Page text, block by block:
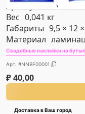
Артикул
Вес 0,041 кг
Габариты 9,5 × 12
Материал
Свадебные наклейки на
Арт. #NNBF00001
₽40,00
Доставка в Ваш город